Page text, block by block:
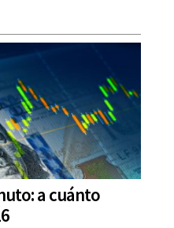
a cuánto